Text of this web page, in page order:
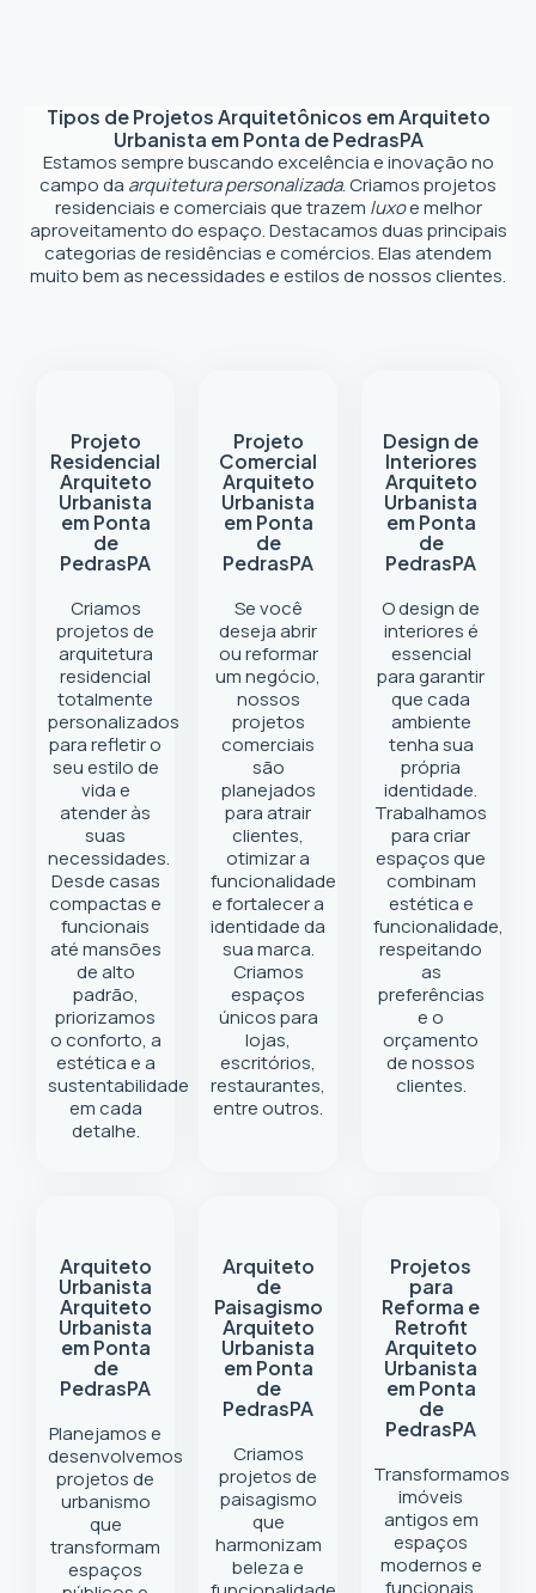
Tipos de Projetos Arquitetônicos emArquiteto
Urbanista em Ponta de PedrasPA
Estamos sempre buscando excelência e inovação no
campo da arquitetura personalizada. Criamos projetos
residenciais e comerciais que trazem luxoe melhor
aproveitamento do espaço. Destacamos duas principais
categorias de residências e comércios. Elas atendem
muito bem as necessidades e estilos de nossos clientes.
Projeto
Residencial
Arquiteto
Urbanista
em Ponta
de
PedrasPA
Criamos
projetos de
arquitetura
residencial
totalmente
personalizados
para refletir o
seu estilo de
vida e
atender às
suas
necessidades.
Desde casas
compactas e
funcionais
até mansões
de alto
padrão,
priorizamos
o conforto, a
estética e a
sustentabilidade
em cada
detalhe.
Projeto
Comercial
Arquiteto
Urbanista
em Ponta
de
PedrasPA
Se você
deseja abrir
ou reformar
um negócio,
nossos
projetos
comerciais
são
planejados
para atrair
clientes,
otimizar a
funcionalidade
e fortalecer a
identidade da
sua marca.
Criamos
espaços
únicos para
lojas,
escritórios,
restaurantes,
entre outros.
Design de
Interiores
Arquiteto
Urbanista
em Ponta
de
PedrasPA
O design de
interiores é
essencial
para garantir
que cada
ambiente
tenha sua
própria
identidade.
Trabalhamos
para criar
espaços que
combinam
estética e
funcionalidade,
respeitando
as
preferências
e o
orçamento
de nossos
clientes.
Arquiteto
Urbanista
Arquiteto
Urbanista
em Ponta
de
PedrasPA
Planejamos e
desenvolvemos
projetos de
urbanismo
que
transformam
espaços
Arquiteto
de
Paisagismo
Arquiteto
Urbanista
em Ponta
de
PedrasPA
Criamos
projetos de
paisagismo
que
harmonizam
beleza e
Projetos
para
Reforma e
Retrofit
Arquiteto
Urbanista
em Ponta
de
PedrasPA
Transformamos
imóveis
antigos em
espaços
modernos e
funcionais.